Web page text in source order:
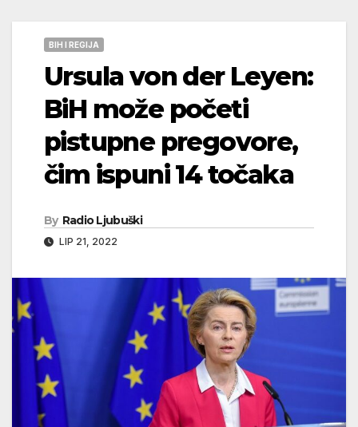
BIH I REGIJA
Ursula von der Leyen:
BiH može početi
pistupne pregovore,
čim ispuni 14 točaka
By Radio Ljubuški
LIP 21, 2022